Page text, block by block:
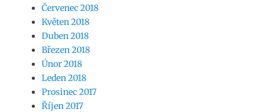
Červenec 2018
Květen 2018
Duben 2018
Březen 2018
Únor 2018
Leden 2018
Prosinec 2017
Říjen 2017